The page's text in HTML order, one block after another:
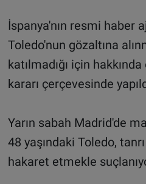
İspanya'nın resmi haber
Toledo'nun gözaltına
katılmadığı için
kararı çerçevesinde
Yarın sabah Madrid'de
48 yaşındaki Toledo,
hakaret etmekle